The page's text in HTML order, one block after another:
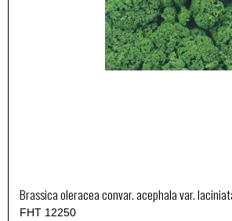
Brassica oleracea convar. acephala var.
FHT 12250